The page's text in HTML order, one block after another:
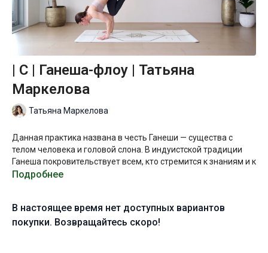
| С | Ганеша-флоу | Татьяна
Маркелова
Татьяна Маркелова
Данная практика названа в честь Ганеши — существа с
телом человека и головой слона. В индуистской традиции
Ганеша покровительствует всем, кто стремится к знаниям и к
успеху в любой деятельности. Считается, что обращение к
Считается также, что Ганеша покровительствует
Подробнее
В настоящее время нет доступных вариантов
покупки. Возвращайтесь скоро!